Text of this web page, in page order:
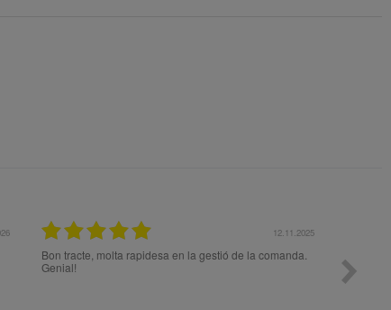
27.10.2025
Todo ok
el mejor